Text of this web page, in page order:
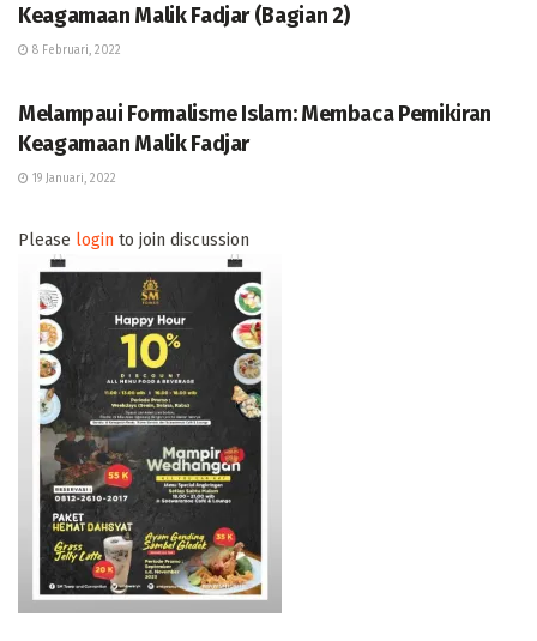
Keagamaan Malik Fadjar (Bagian 2)
8 Februari, 2022
Melampaui Formalisme Islam: Membaca Pemikiran
Keagamaan Malik Fadjar
19 Januari, 2022
Please login to join discussion